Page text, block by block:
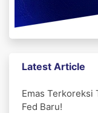
Latest Article
Emas Terkoreksi
Fed Baru!